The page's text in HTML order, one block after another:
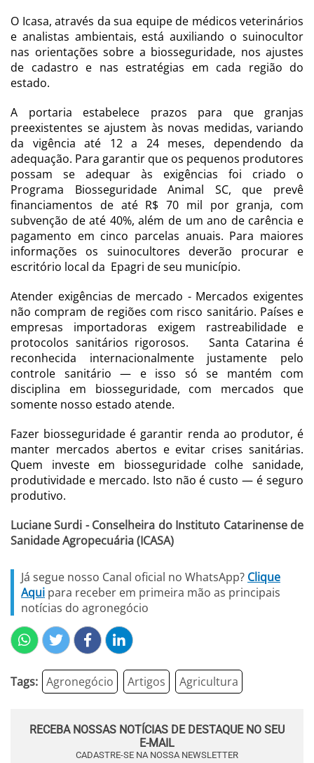
O Icasa, através da sua equipe de médicos veterinários
e analistas ambientais, está auxiliando o suinocultor
nas orientações sobre a biosseguridade, nos ajustes
de cadastro e nas estratégias em cada região do
estado.
A portaria estabelece prazos para que granjas
preexistentes se ajustem às novas medidas, variando
da vigência até 12 a 24 meses, dependendo da
adequação. Para garantir que os pequenos produtores
possam se adequar às exigências foi criado o
Programa Biosseguridade Animal SC, que prevê
financiamentos de até R$ 70 mil por granja, com
subvenção de até 40%, além de um ano de carência e
pagamento em cinco parcelas anuais. Para maiores
informações os suinocultores deverão procurar e
escritório local da Epagri de seu município.
Atender exigências de mercado - Mercados exigentes
não compram de regiões com risco sanitário. Países e
empresas importadoras exigem rastreabilidade e
protocolos sanitários rigorosos. Santa Catarina é
reconhecida internacionalmente justamente pelo
controle sanitário — e isso só se mantém com
disciplina em biosseguridade, com mercados que
somente nosso estado atende.
Fazer biosseguridade é garantir renda ao produtor, é
manter mercados abertos e evitar crises sanitárias.
Quem investe em biosseguridade colhe sanidade,
produtividade e mercado. Isto não é custo — é seguro
produtivo.
Luciane Surdi - Conselheira do Instituto Catarinense de
Sanidade Agropecuária (ICASA)
Já segue nosso Canal oficial no WhatsApp? Clique
Aqui para receber em primeira mão as principais
notícias do agronegócio
Tags: Agronegócio Artigos Agricultura
RECEBA NOSSAS NOTÍCIAS DE DESTAQUE NO SEU
E-MAIL
CADASTRE-SE NA NOSSA NEWSLETTER